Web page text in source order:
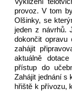
provoz. V tom
Olšinky, se
jeden z návrhů.
dokončit
zahájit
aktuálně
přístup do
Zahájit jednání s
hřiště k přívozu,